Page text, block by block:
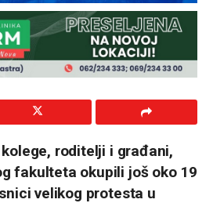
roditelji i građani,
fakulteta okupili još oko 19
velikog protesta u